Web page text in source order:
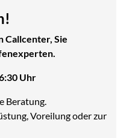
Callcenter, Sie
Uhr
Beratung.
Voreilung oder zur